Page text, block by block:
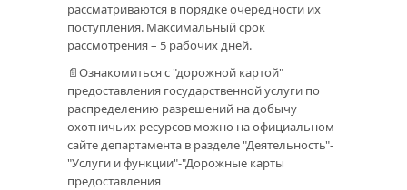
рассматриваются в порядке очередности их
поступления. Максимальный срок
рассмотрения – 5 рабочих дней.
📄Ознакомиться с "дорожной картой"
предоставления государственной услуги по
распределению разрешений на добычу
охотничьих ресурсов можно на официальном
сайте департамента в разделе "Деятельность"-
"Услуги и функции"-"Дорожные карты
предоставления